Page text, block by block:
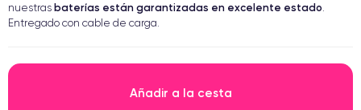
nuestras baterías están garantizadas en excelente estado.
Entregado con cable de carga.
Añadir a la cesta